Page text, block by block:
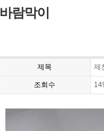
바람막이
제목 제
조회수